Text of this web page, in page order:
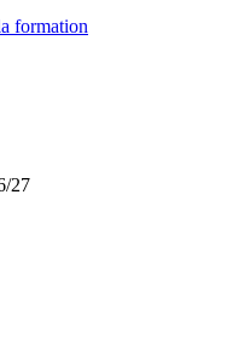
formation
27